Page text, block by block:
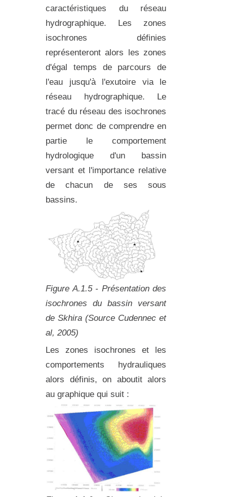
caractéristiques du réseau
hydrographique. Les zones
isochrones définies
représenteront alors les zones
d'égal temps de parcours de
l'eau jusqu'à l'exutoire via le
réseau hydrographique. Le
tracé du réseau des isochrones
permet donc de comprendre en
partie le comportement
hydrologique d'un bassin
versant et l'importance relative
de chacun de ses sous
bassins.
Figure A.1.5 - Présentation des
isochrones du bassin versant
de Skhira (Source Cudennec et
al, 2005)
Les zones isochrones et les
comportements hydrauliques
alors définis, on aboutit alors
au graphique qui suit :